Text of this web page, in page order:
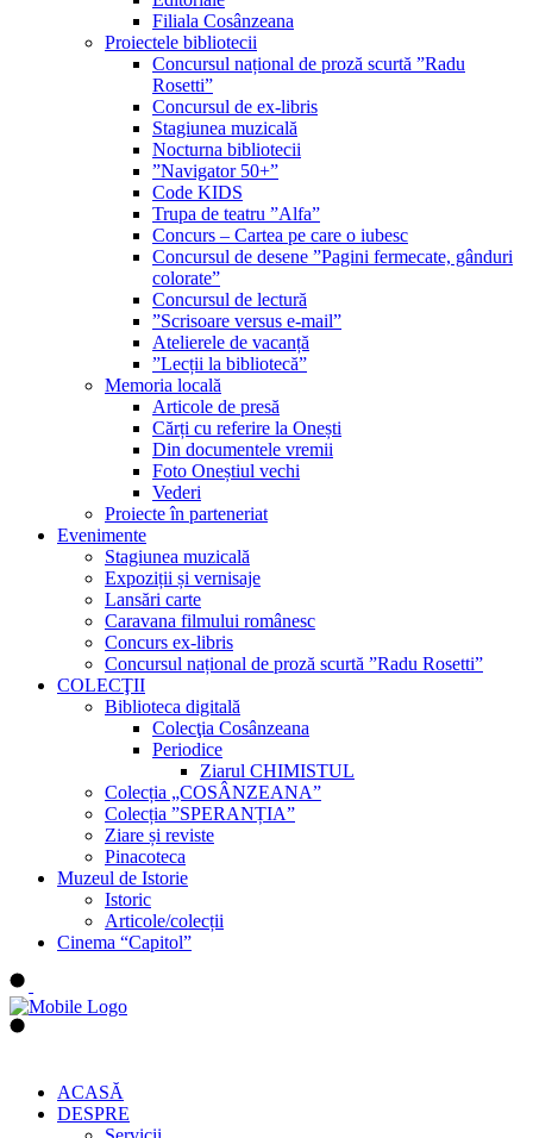
Filiala Cosânzeana
Proiectele bibliotecii
Concursul național de proză scurtă ”Radu
Rosetti”
Concursul de ex-libris
Stagiunea muzicală
Nocturna bibliotecii
”Navigator 50+”
Code KIDS
Trupa de teatru ”Alfa”
Concurs – Cartea pe care o iubesc
Concursul de desene ”Pagini fermecate, gânduri
colorate”
Concursul de lectură
”Scrisoare versus e-mail”
Atelierele de vacanță
”Lecții la bibliotecă”
Memoria locală
Articole de presă
Cărți cu referire la Onești
Din documentele vremii
Foto Oneștiul vechi
Vederi
Proiecte în parteneriat
Evenimente
Stagiunea muzicală
Expoziții și vernisaje
Lansări carte
Caravana filmului românesc
Concurs ex-libris
Concursul național de proză scurtă ”Radu Rosetti”
COLECŢII
Biblioteca digitală
Colecţia Cosânzeana
Periodice
Ziarul CHIMISTUL
Colecția „COSÂNZEANA”
Colecția ”SPERANȚIA”
Ziare și reviste
Pinacoteca
Muzeul de Istorie
Istoric
Articole/colecții
Cinema “Capitol”
ACASĂ
DESPRE